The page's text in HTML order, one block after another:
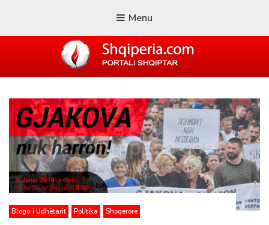
Menu
Blogu i ShqiperiaCom
Blogu i Udhëtarit Politika Shoqerore